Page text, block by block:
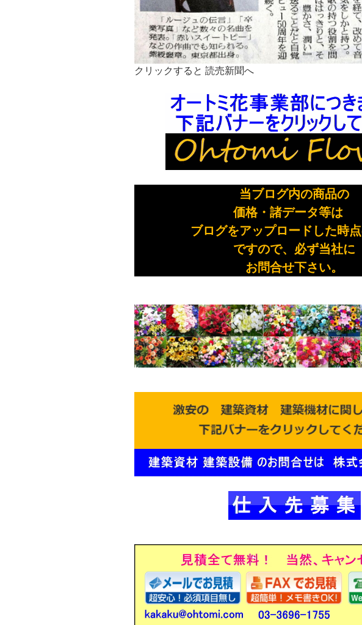
クリックすると 読売新聞へ
当ブログ内の商品の
価格・諸データ等は
ブログをアップロードした時
ですので、必ず当社に
お問合せ下さい。